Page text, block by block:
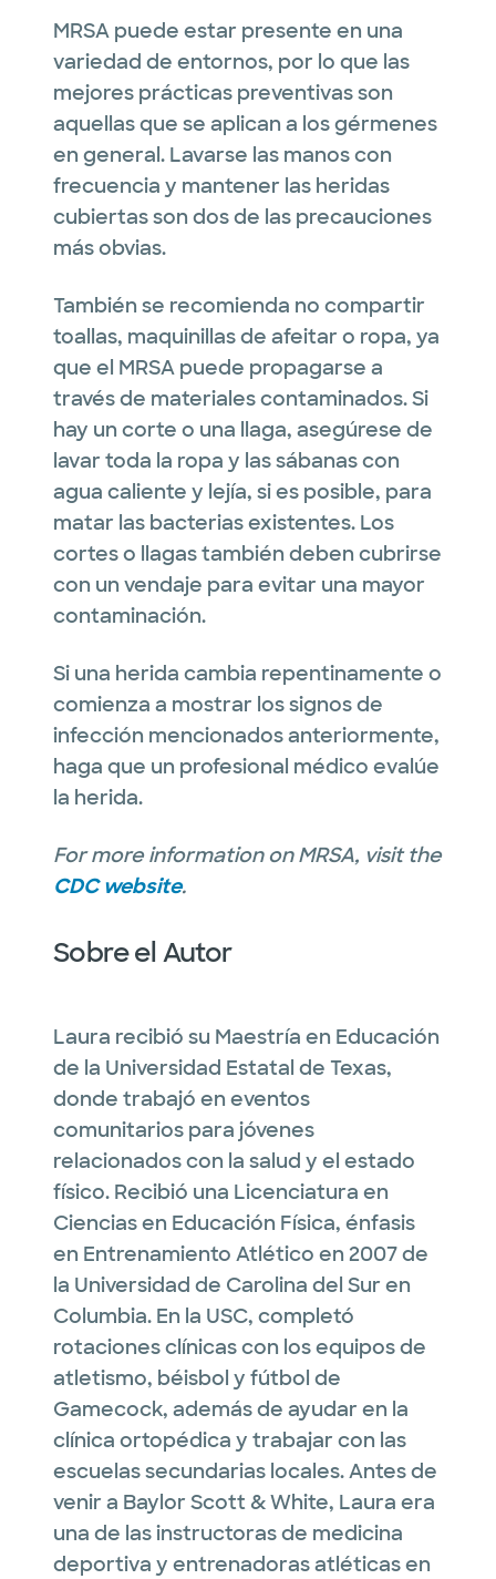
MRSA puede estar presente en una
variedad de entornos, por lo que las
mejores prácticas preventivas son
aquellas que se aplican a los gérmenes
en general. Lavarse las manos con
frecuencia y mantener las heridas
cubiertas son dos de las precauciones
más obvias.
También se recomienda no compartir
toallas, maquinillas de afeitar o ropa, ya
que el MRSA puede propagarse a
través de materiales contaminados.Si
hay un corte o una llaga, asegúrese de
lavar toda la ropa y las sábanas con
agua caliente y lejía, si es posible, para
matar las bacterias existentes. Los
cortes o llagas también deben cubrirse
con un vendaje para evitar una mayor
contaminación.
Si una herida cambia repentinamente o
comienza a mostrar los signos de
infección mencionados anteriormente,
haga que un profesional médico evalúe
la herida.
For more information on MRSA, visit the
CDC website.
Sobre el Autor
Laura recibió su Maestría en Educación
de la Universidad Estatal de Texas,
donde trabajó en eventos
comunitarios para jóvenes
relacionados con la salud y el estado
físico. Recibió una Licenciatura en
Ciencias en Educación Física, énfasis
en Entrenamiento Atlético en 2007 de
la Universidad de Carolina del Sur en
Columbia. En la USC, completó
rotaciones clínicas con los equipos de
atletismo, béisbol y fútbol de
Gamecock, además de ayudar en la
clínica ortopédica y trabajar con las
escuelas secundarias locales. Antes de
venir a Baylor Scott & White, Laura era
una de las instructoras de medicina
deportiva y entrenadoras atléticas en